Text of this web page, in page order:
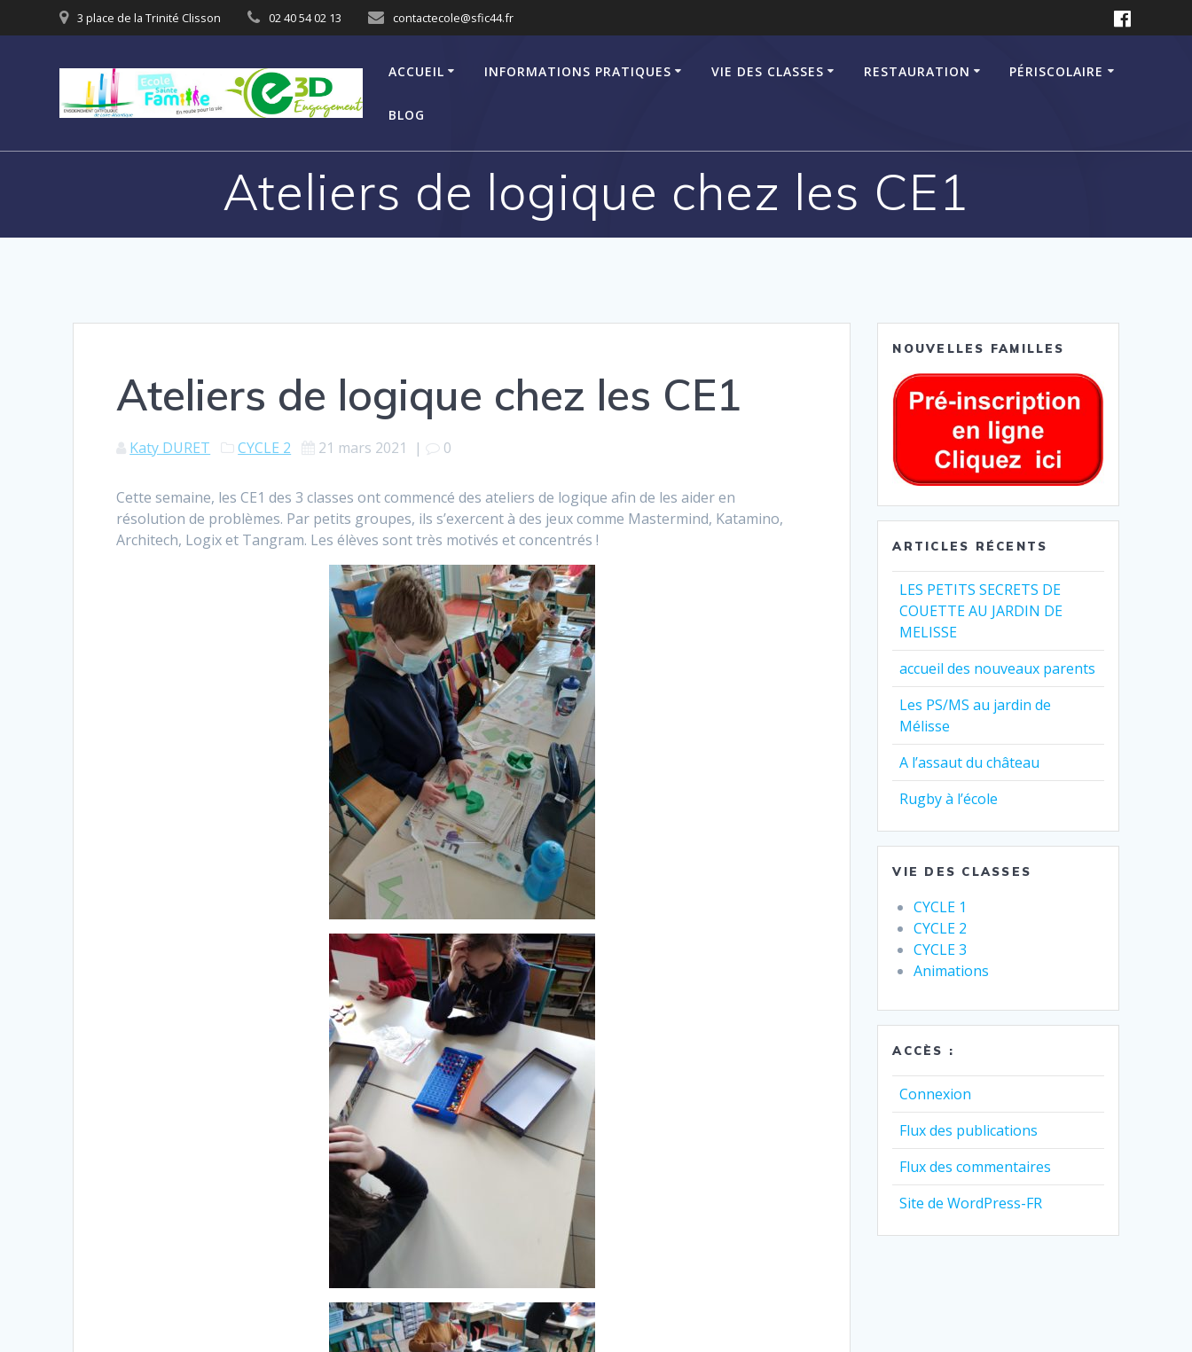
3 place de la Trinité Clisson 02 40 54 02 13 contactecole@sfic44.fr
ACCUEIL INFORMATIONS PRATIQUES VIE DES CLASSES RESTAURATION PÉRISCOLAIRE
BLOG
Ateliers de logique chez les CE1
Ateliers de logique chez les CE1
Katy DURET CYCLE 2 21 mars 2021 | 0
Cette semaine, les CE1 des 3 classes ont commencé des ateliers de logique afin de les aider en
résolution de problèmes. Par petits groupes, ils s’exercent à des jeux comme Mastermind, Katamino,
Architech, Logix et Tangram. Les élèves sont très motivés et concentrés !
NOUVELLES FAMILLES
ARTICLES RÉCENTS
LES PETITS SECRETS DE
COUETTE AU JARDIN DE
MELISSE
accueil des nouveaux parents
Les PS/MS au jardin de
Mélisse
A l’assaut du château
Rugby à l’école
VIE DES CLASSES
CYCLE 1
CYCLE 2
CYCLE 3
Animations
ACCÈS :
Connexion
Flux des publications
Flux des commentaires
Site de WordPress-FR